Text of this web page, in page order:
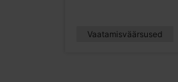
Vaatamisväärsused